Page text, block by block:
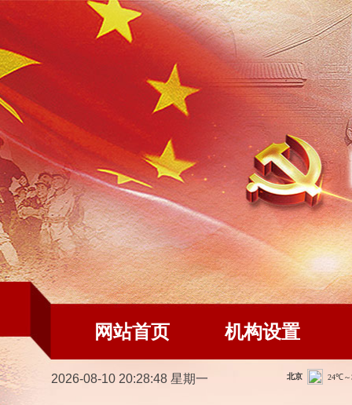
网站首页 机构设置
2026-08-10 20:28:49 星期一